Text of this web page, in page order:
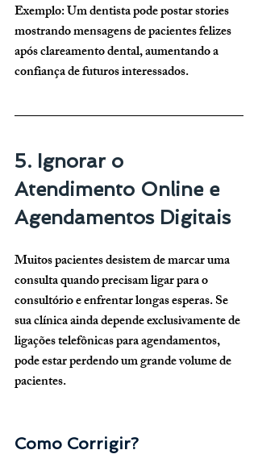
Exemplo: Um dentista pode postar stories
mostrando mensagens de pacientes felizes
após clareamento dental, aumentando a
confiança de futuros interessados.
5. Ignorar o
Atendimento Online e
Agendamentos Digitais
Muitos pacientes desistem de marcar uma
consulta quando precisam ligar para o
consultório e enfrentar longas esperas. Se
sua clínica ainda depende exclusivamente de
ligações telefônicas para agendamentos,
pode estar perdendo um grande volume de
pacientes.
Como Corrigir?